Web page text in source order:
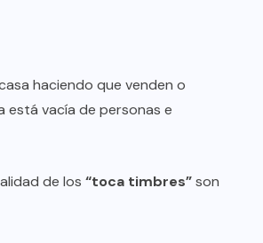
haciendo que venden o
está vacía de personas e
de los “toca timbres”son